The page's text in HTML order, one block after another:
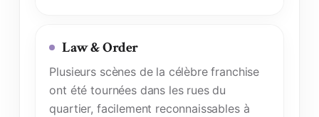
Law & Order
Plusieurs scènes de la célèbre franchise
ont été tournées dans les rues du
quartier, facilement reconnaissables à